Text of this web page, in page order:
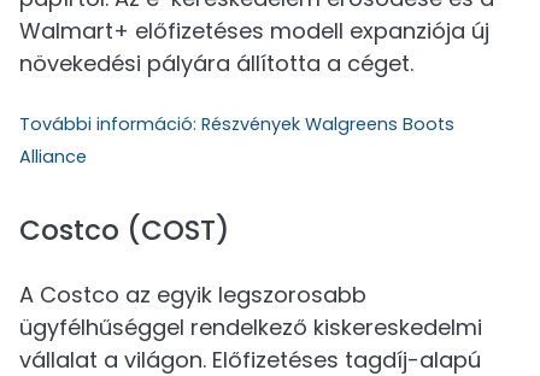
Walmart+ előfizetéses modell expanziója új
növekedési pályára állította a céget.
További információ: Részvények Walgreens Boots
Alliance
Costco (COST)
A Costco az egyik legszorosabb
ügyfélhűséggel rendelkező kiskereskedelmi
vállalat a világon. Előfizetéses tagdíj-alapú